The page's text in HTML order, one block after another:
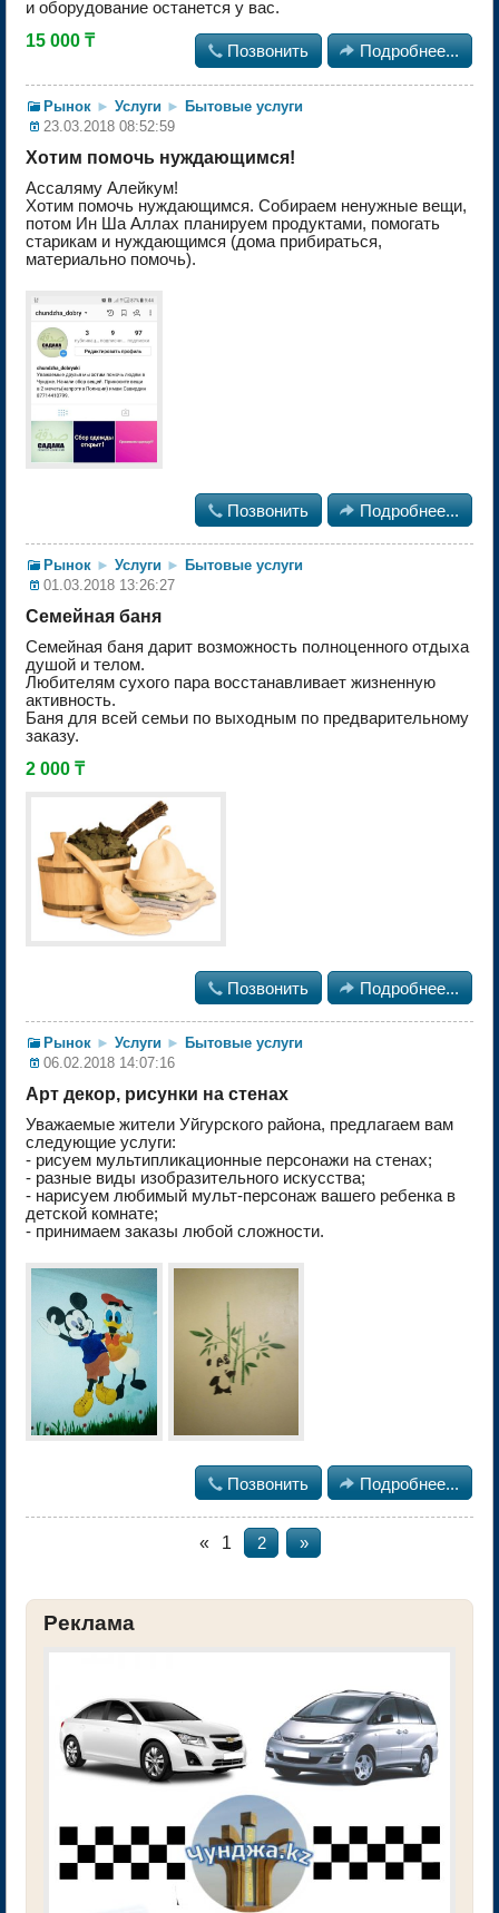
и оборудование останется у вас.
15 000 ₸
 Позвонить  Подробнее...
Рынок ► Услуги ► Бытовые услуги
23.03.2018 08:52:59
Хотим помочь нуждающимся!
Ассаляму Алейкум!
Хотим помочь нуждающимся. Собираем ненужные вещи,
потом Ин Ша Аллах планируем продуктами, помогать
старикам и нуждающимся (дома прибираться,
материально помочь).
 Позвонить  Подробнее...
Рынок ► Услуги ► Бытовые услуги
01.03.2018 13:26:27
Семейная баня
Семейная баня дарит возможность полноценного отдыха
душой и телом.
Любителям сухого пара восстанавливает жизненную
активность.
Баня для всей семьи по выходным по предварительному
заказу.
2 000 ₸
 Позвонить  Подробнее...
Рынок ► Услуги ► Бытовые услуги
06.02.2018 14:07:16
Арт декор, рисунки на стенах
Уважаемые жители Уйгурского района, предлагаем вам
следующие услуги:
- рисуем мультипликационные персонажи на стенах;
- разные виды изобразительного искусства;
- нарисуем любимый мульт-персонаж вашего ребенка в
детской комнате;
- принимаем заказы любой сложности.
 Позвонить  Подробнее...
« 1 2 »
Реклама